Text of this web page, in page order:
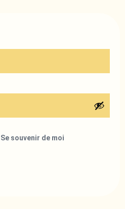
Se souvenir de moi